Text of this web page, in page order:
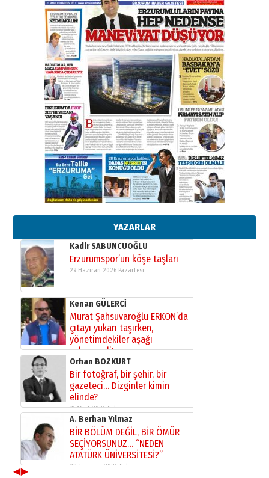
YAZARLAR
31 Mart 2026 Salı
A. Berhan Yılmaz
BİR BÖLÜM DEĞİL, BİR ÖMÜR
SEÇİYORSUNUZ… “NEDEN
ATATÜRK ÜNİVERSİTESİ?”
28 Temmuz 2026 Salı
Ahmet Gökhan YAZICI
Ahmed Yesevi’den bir Alperen…
”Reisimiz” idi… Hakka yürüdü.!
26 Mart 2026 Perşembe
Cem Bakırcı
Ardında bıraktığı hatıralarıyla
gönül adamı Faruk Terzioğlu!
13 Mayıs 2026 Çarşamba
Esat BİNDESEN
Başkan Sekmen’den Erzurum’a
bir vizyon proje daha!
02 Ağustos 2026 Pazar
Kadir SABUNCUOĞLU
Erzurumspor’un köşe taşları
29 Haziran 2026 Pazartesi
Kenan GÜLERCİ
Murat Şahsuvaroğlu ERKON’da
çıtayı yukarı taşırken,
yönetimdekiler aşağı
çekmemeli!
17 Şubat 2026 SalıOrhan BOZKURT
Bir fotoğraf, bir şehir, bir
gazeteci… Dizginler kimin
elinde?
31 Mart 2026 Salı
A. Berhan Yılmaz
BİR BÖLÜM DEĞİL, BİR ÖMÜR
SEÇİYORSUNUZ… “NEDEN
ATATÜRK ÜNİVERSİTESİ?”
28 Temmuz 2026 Salı
◀▶